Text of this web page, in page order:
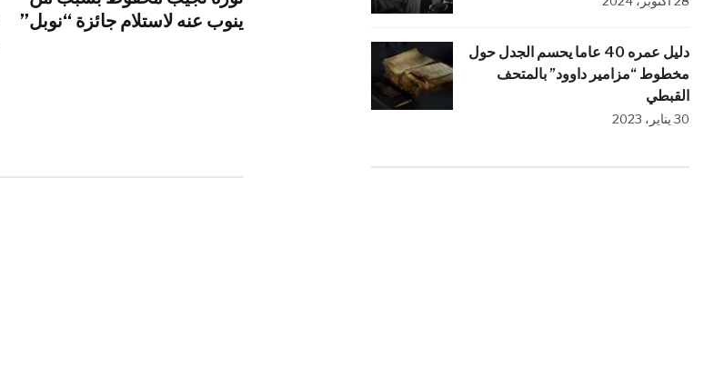
ينوب عنه لاستلام جائزة “نوبل”
دليل عمره 40 عاما يحسم الجدل حول
مخطوط “مزامير داوود” بالمتحف
القبطي
30 يناير، 2023